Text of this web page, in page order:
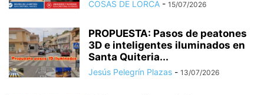
COSAS DE LORCA - 15/07/2026
PROPUESTA: Pasos de peatones
3D e inteligentes iluminados en
Santa Quiteria...
Jesús Pelegrín Plazas - 13/07/2026